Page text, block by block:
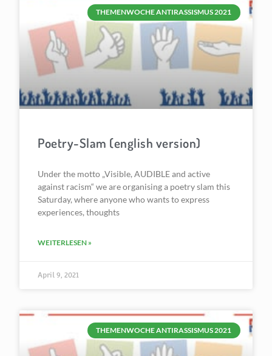
THEMENWOCHE ANTIRASSISMUS 2021
Poetry-Slam (english version)
Under the motto „Visible, AUDIBLE and active
against racism“ we are organising a poetry slam this
Saturday, where anyone who wants to express
experiences, thoughts
WEITERLESEN »
April 9, 2021
THEMENWOCHE ANTIRASSISMUS 2021